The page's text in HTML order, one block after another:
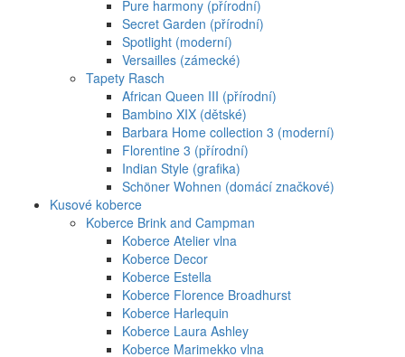
Pure harmony (přírodní)
Secret Garden (přírodní)
Spotlight (moderní)
Versailles (zámecké)
Tapety Rasch
African Queen III (přírodní)
Bambino XIX (dětské)
Barbara Home collection 3 (moderní)
Florentine 3 (přírodní)
Indian Style (grafika)
Schöner Wohnen (domácí značkové)
Kusové koberce
Koberce Brink and Campman
Koberce Atelier vlna
Koberce Decor
Koberce Estella
Koberce Florence Broadhurst
Koberce Harlequin
Koberce Laura Ashley
Koberce Marimekko vlna